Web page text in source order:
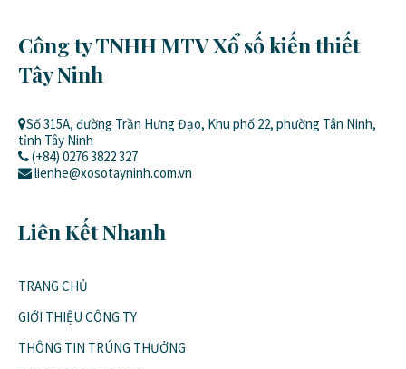
Công ty TNHH MTV Xổ số kiến thiết
Tây Ninh
Số 315A, đường Trần Hưng Đạo, Khu phố 22, phường Tân Ninh,
tỉnh Tây Ninh
(+84) 0276 3822 327
lienhe@xosotayninh.com.vn
Liên Kết Nhanh
TRANG CHỦ
GIỚI THIỆU CÔNG TY
THÔNG TIN TRÚNG THƯỞNG